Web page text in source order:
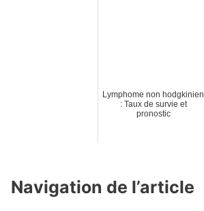
Lymphome non hodgkinien
: Taux de survie et
pronostic
Navigation de l’article